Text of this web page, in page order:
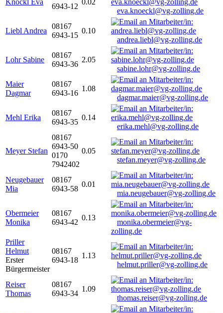
Knöckl Eva
6943-12
0.02
eva.knoeckl@vg-zolling.de
Liebl Andrea
08167
6943-15
0.10
andrea.liebl@vg-zolling.de
Lohr Sabine
08167
6943-36
2.05
sabine.lohr@vg-zolling.de
Maier
Dagmar
08167
6943-16
1.08
dagmar.maier@vg-zolling.de
Mehl Erika
08167
6943-35
0.14
erika.mehl@vg-zolling.de
Meyer Stefan
08167
6943-50
0170
7942402
0.05
stefan.meyer@vg-zolling.de
Neugebauer
Mia
08167
6943-58
0.01
mia.neugebauer@vg-zolling.de
Obermeier
Monika
08167
6943-42
0.13
monika.obermeier@vg-
zolling.de
Priller
Helmut
Erster
Bürgermeister
08167
6943-18
1.13
helmut.priller@vg-zolling.de
Reiser
Thomas
08167
6943-34
1.09
thomas.reiser@vg-zolling.de